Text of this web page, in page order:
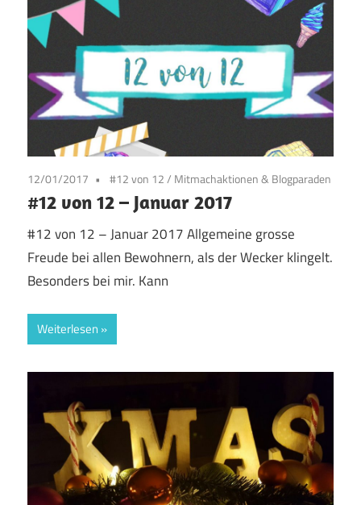
12/01/2017 #12 von 12/ Mitmachaktionen & Blogparaden
#12 von 12 – Januar 2017
#12 von 12 – Januar 2017 Allgemeine grosse
Freude bei allen Bewohnern, als der Wecker klingelt.
Besonders bei mir. Kann
Weiterlesen